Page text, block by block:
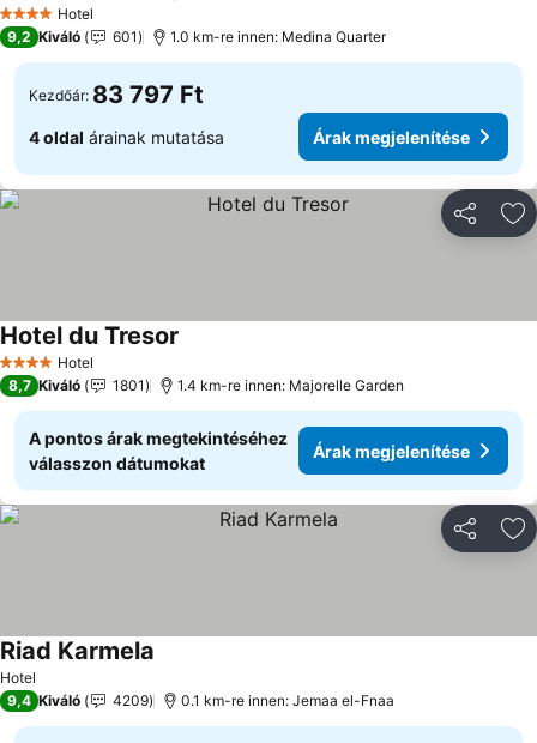
4 KategóriaHotel
9,2 Kiváló 601 1.0 km-re innen: Medina Quarter
Kezdőár: 83 797 Ft
4 oldal árainak mutatása Árak megjelenítése
4 KategóriaHotel
Hotel du Tresor
8,7 Kiváló 1801 1.4 km-re innen: Majorelle Garden
A pontos árak megtekintéséhez
válasszon dátumokat
Árak megjelenítése
Hotel
Riad Karmela
9,4 Kiváló 4209 0.1 km-re innen: Jemaa el-Fnaa